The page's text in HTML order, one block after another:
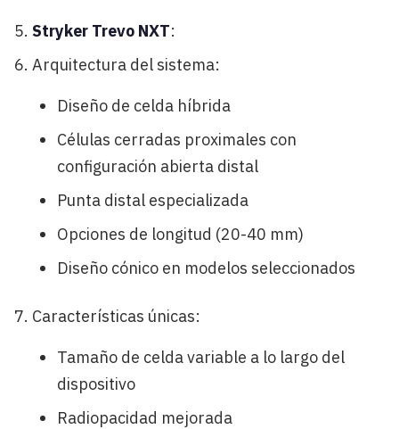
Stryker Trevo NXT:
Arquitectura del sistema:
Diseño de celda híbrida
Células cerradas proximales con
configuración abierta distal
Punta distal especializada
Opciones de longitud (20-40 mm)
Diseño cónico en modelos seleccionados
Características únicas:
Tamaño de celda variable a lo largo del
dispositivo
Radiopacidad mejorada